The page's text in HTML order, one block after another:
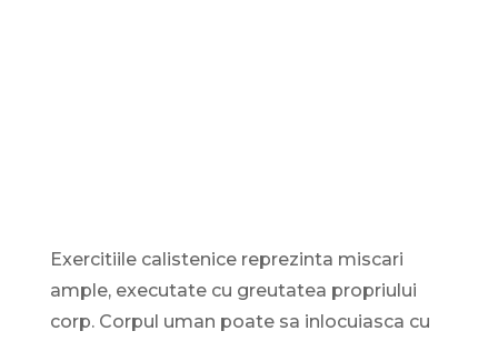
Exercitiile calistenice reprezinta miscari
ample, executate cu greutatea propriului
corp. Corpul uman poate sa inlocuiasca cu